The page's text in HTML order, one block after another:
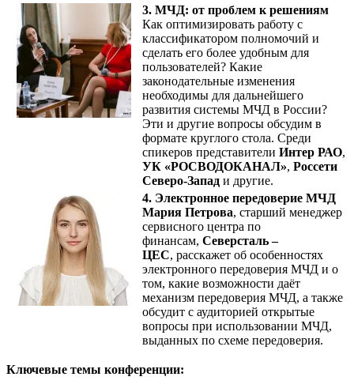
3. МЧД: от проблем к решениям
Как оптимизировать работу с
классификатором полномочий и
сделать его более удобным для
пользователей? Какие
законодательные изменения
необходимы для дальнейшего
развития системы МЧД в России?
Эти и другие вопросы обсудим в
формате круглого стола. Среди
спикеров представители Интер РАО,
УК «РОСВОДОКАНАЛ», Россети
Северо-Запад и другие.
4. Электронное передоверие МЧД
Мария Петрова, старший менеджер
сервисного центра по
финансам, Северсталь –
ЦЕС, расскажет об особенностях
электронного передоверия МЧД и о
том, какие возможности даёт
механизм передоверия МЧД, а также
обсудит с аудиторией открытые
вопросы при использовании МЧД,
выданных по схеме передоверия.
Ключевые темы конференции: